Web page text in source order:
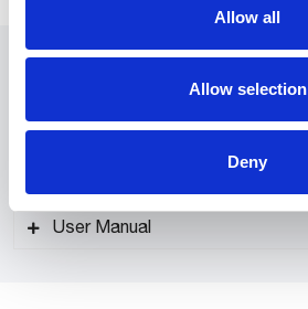
Allow all
Allow selection
Deny
Brochure
User Manual